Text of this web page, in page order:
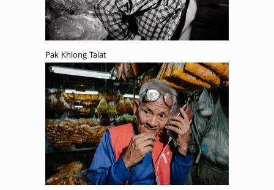
Pak Khlong Talat